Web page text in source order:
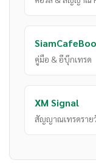
คู่มือ & อีบุ๊กเทรด
XM Signal
สัญญาณเทรดราย